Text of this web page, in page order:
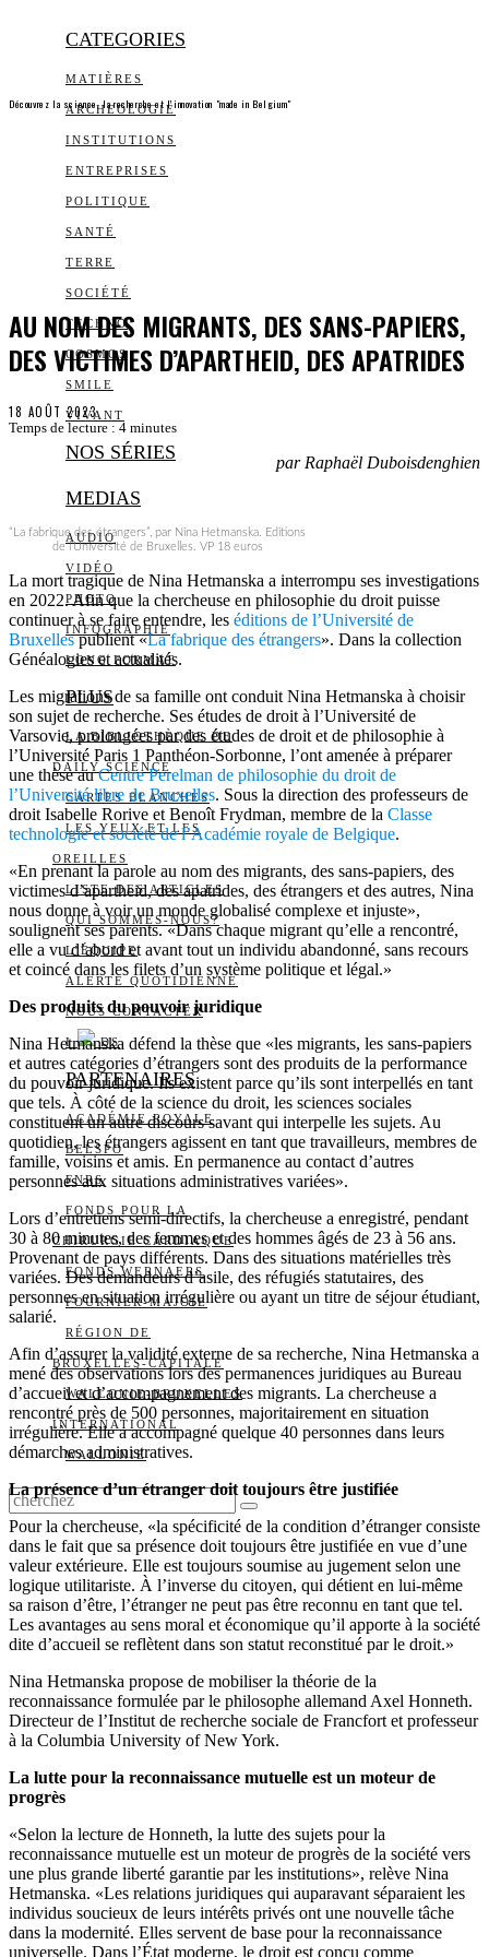
CATEGORIES
MATIÈRES
ARCHEOLOGIE
INSTITUTIONS
ENTREPRISES
POLITIQUE
SANTÉ
TERRE
SOCIÉTÉ
TECHNO
COSMOS
SMILE
VIVANT
NOS SÉRIES
MEDIAS
AUDIO
VIDÉO
PHOTO
INFOGRAPHIE
LONG FORMAT
PLUS
LA BIBLIOTHÈQUE DE
DAILY SCIENCE
CARTES BLANCHES
LES YEUX ET LES
OREILLES
LISTE DES ARTICLES
QUI SOMMES-NOUS?
L’ÉQUIPE
ALERTE QUOTIDIENNE
NOUS CONTACTER
I DS
PARTENAIRES
ACADÉMIE ROYALE
BELSPO
FNRS
FONDS POUR LA
CHIRURGIE CARDIAQUE
FONDS WERNAERS
FOURNIER-MAJOIE
RÉGION DE
BRUXELLES-CAPITALE
WALLONIE-BRUXELLES
INTERNATIONAL
WALLONIE
Découvrez la science, la recherche et l’innovation "made in Belgium"
AU NOM DES MIGRANTS, DES SANS-PAPIERS,
DES VICTIMES D’APARTHEID, DES APATRIDES
18 AOÛT 2023
Temps de lecture : 4 minutes
par Raphaël Duboisdenghien
“La fabrique des étrangers”, par Nina Hetmanska. Editions
de l’Université de Bruxelles. VP 18 euros
La mort tragique de Nina Hetmanska a interrompu ses investigations
en 2022. Afin que la chercheuse en philosophie du droit puisse
continuer à se faire entendre, les éditions de l’Université de
Bruxellespublient «La fabrique des étrangers». Dans la collection
Généalogies et actualités.
Les migrations de sa famille ont conduit Nina Hetmanska à choisir
son sujet de recherche. Ses études de droit à l’Université de
Varsovie, prolongées par des études de droit et de philosophie à
l’Université Paris 1 Panthéon-Sorbonne, l’ont amenée à préparer
une thèse auCentre Perelman de philosophie du droit de
l’Université libre de Bruxelles. Sous la direction des professeurs de
droit Isabelle Rorive et Benoît Frydman, membre de la Classe
technologie et société de l’Académie royale de Belgique.
«En prenant la parole au nom des migrants, des sans-papiers, des
victimes d’apartheid, des apatrides, des étrangers et des autres, Nina
nous donne à voir un monde globalisé complexe et injuste»,
soulignent ses parents. «Dans chaque migrant qu’elle a rencontré,
elle a vu d’abord et avant tout un individu abandonné, sans recours
et coincé dans les filets d’un système politique et légal.»
Des produits du pouvoir juridique
Nina Hetmanska défend la thèse que «les migrants, les sans-papiers
et autres catégories d’étrangers sont des produits de la performance
du pouvoir juridique. Ils existent parce qu’ils sont interpellés en tant
que tels. À côté de la science du droit, les sciences sociales
constituent un autre discours savant qui interpelle les sujets. Au
quotidien, les étrangers agissent en tant que travailleurs, membres de
famille, voisins et amis. En permanence au contact d’autres
personnes aux situations administratives variées».
Lors d’entretiens semi-directifs, la chercheuse a enregistré, pendant
30 à 80 minutes, des femmes et des hommes âgés de 23 à 56 ans.
Provenant de pays différents. Dans des situations matérielles très
variées. Des demandeurs d’asile, des réfugiés statutaires, des
personnes en situation irrégulière ou ayant un titre de séjour étudiant,
salarié.
Afin d’assurer la validité externe de sa recherche, Nina Hetmanska a
mené des observations lors des permanences juridiques au Bureau
d’accueil et d’accompagnement des migrants. La chercheuse a
rencontré près de 500 personnes, majoritairement en situation
irrégulière. Elle a accompagné quelque 40 personnes dans leurs
démarches administratives.
La présence d’un étranger doit toujours être justifiée
Pour la chercheuse, «la spécificité de la condition d’étranger consiste
dans le fait que sa présence doit toujours être justifiée en vue d’une
valeur extérieure. Elle est toujours soumise au jugement selon une
logique utilitariste. À l’inverse du citoyen, qui détient en lui-même
sa raison d’être, l’étranger ne peut pas être reconnu en tant que tel.
Les avantages au sens moral et économique qu’il apporte à la société
dite d’accueil se reflètent dans son statut reconstitué par le droit.»
Nina Hetmanska propose de mobiliser la théorie de la
reconnaissance formulée par le philosophe allemand Axel Honneth.
Directeur de l’Institut de recherche sociale de Francfort et professeur
à la Columbia University of New York.
La lutte pour la reconnaissance mutuelle est un moteur de
progrès
«Selon la lecture de Honneth, la lutte des sujets pour la
reconnaissance mutuelle est un moteur de progrès de la société vers
une plus grande liberté garantie par les institutions», relève Nina
Hetmanska. «Les relations juridiques qui auparavant séparaient les
individus soucieux de leurs intérêts privés ont une nouvelle tâche
dans la modernité. Elles servent de base pour la reconnaissance
universelle. Dans l’État moderne, le droit est conçu comme